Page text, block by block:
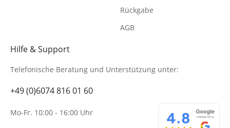
Hilfe & Support
Telefonische Beratung und Unterstützung unter:
+49 (0)6074 816 01 60
Mo-Fr. 10:00 - 16:00 Uhr
Rückgabe
AGB